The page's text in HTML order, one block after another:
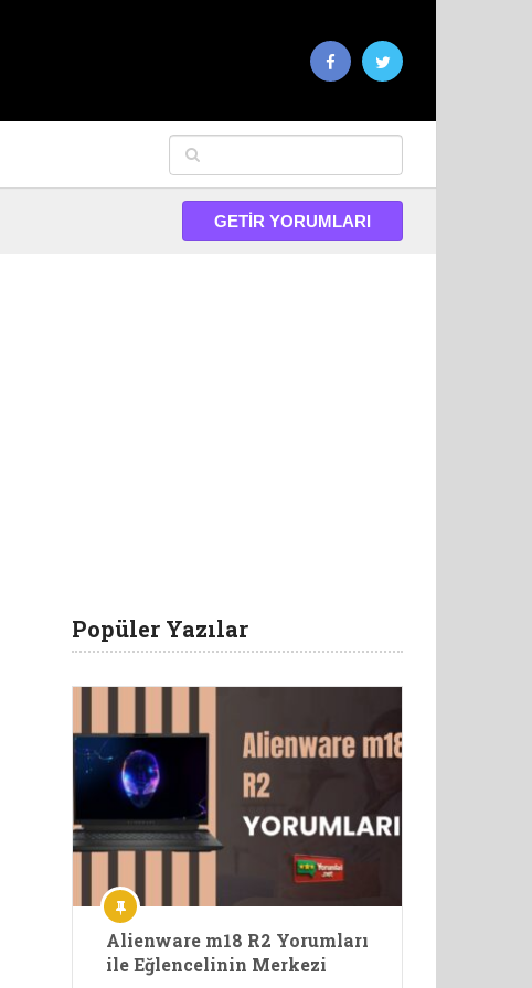
GETIR YORUMLARI
Popüler Yazılar
Alienware m18 R2 Yorumları
ile Eğlencelinin Merkezi